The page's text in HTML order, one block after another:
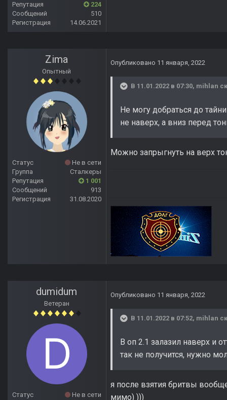
Репутация
224
Сообщений
510
Регистрация
14.06.2021
Zima
Опытный
Статус
Не в сети
Группа
Сталкеры
Репутация
1 001
Сообщений
913
Регистрация
31.08.2020
Опубликовано 11 января, 2022
В 11.01.2022 в 07:30, mihlan
Не могу добраться до
не наверх, а вниз перед
Можно запрыгнуть на верх
dumidum
Ветеран
Статус Не в сети
Опубликовано 11 января, 2022
В 11.01.2022 в 07:52, mihlan
В оп 2.1 залазил наверх и
так не получится, нужно
я после взятия бритвы
мимо) )))